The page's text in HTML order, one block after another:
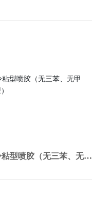
型喷胶（无三苯、无甲